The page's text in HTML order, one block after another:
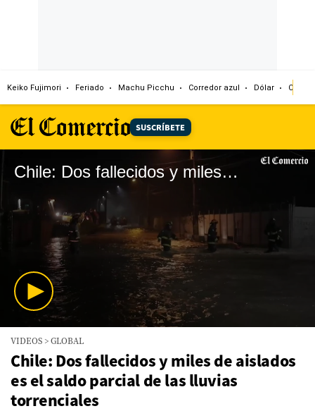
Keiko Fujimori Feriado Machu Picchu Corredor azul Dólar
SUSCRÍBETE
Chile: Dos fallecidos y miles de aislados es el saldo parcial de las lluvias torrenciales
seconds
minute,
44
seconds
VIDEOS >GLOBAL
Chile: Dos fallecidos y miles de aislados
es el saldo parcial de las lluvias
torrenciales